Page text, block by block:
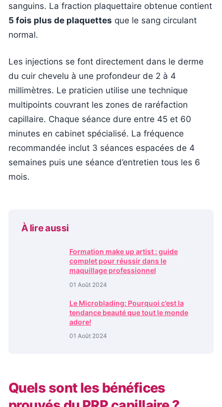
sanguins. La fraction plaquettaire obtenue contient
5 fois plus de plaquettes que le sang circulant
normal.
Les injections se font directement dans le derme
du cuir chevelu à une profondeur de 2 à 4
millimètres. Le praticien utilise une technique
multipoints couvrant les zones de raréfaction
capillaire. Chaque séance dure entre 45 et 60
minutes en cabinet spécialisé. La fréquence
recommandée inclut 3 séances espacées de 4
semaines puis une séance d’entretien tous les 6
mois.
À lire aussi
Formation make up artist : guide
complet pour réussir dans le
maquillage professionnel
01 Août 2024
Le Microblading: Pourquoi c’est la
tendance beauté que tout le monde
adore!
01 Août 2024
Quels sont les bénéfices